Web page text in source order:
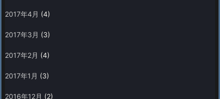
2017年4月 (4)
2017年3月 (3)
2017年2月 (4)
2017年1月 (3)
2016年12月 (2)